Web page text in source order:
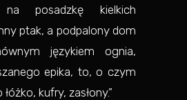
na posadzkę kielkich
ptak, a podpalony dom
językiem ognia,
epika, to, o czym
kufry, zasłony.”